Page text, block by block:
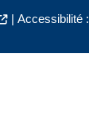
| Accessibilité